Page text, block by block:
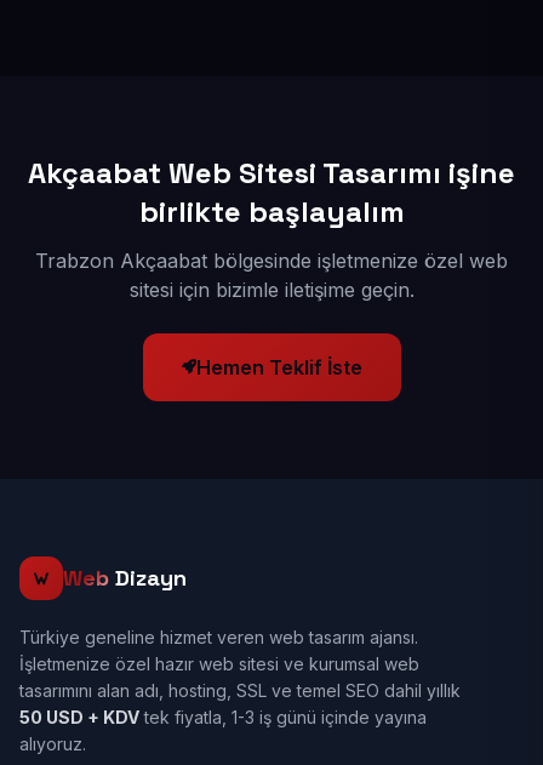
Akçaabat Web Sitesi Tasarımı işine
birlikte başlayalım
Trabzon Akçaabat bölgesinde işletmenize özel web
sitesi için bizimle iletişime geçin.
Hemen Teklif İste
Web Dizayn
Türkiye geneline hizmet veren web tasarım ajansı.
İşletmenize özel hazır web sitesi ve kurumsal web
tasarımını alan adı, hosting, SSL ve temel SEO dahil yıllık
50 USD + KDVtek fiyatla, 1-3 iş günü içinde yayına
alıyoruz.